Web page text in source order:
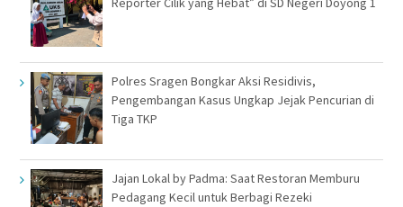
Polres Sragen Bongkar Aksi Residivis,
Pengembangan Kasus Ungkap Jejak Pencurian di
Tiga TKP
Jajan Lokal by Padma: Saat Restoran Memburu
Pedagang Kecil untuk Berbagi Rezeki